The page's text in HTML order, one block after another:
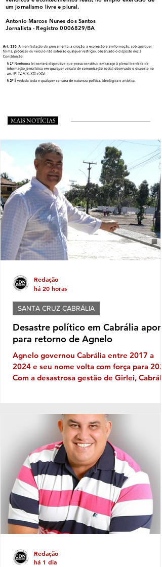
um jornalismo livre e plural.
Antonio Marcos Nunes dos Santos
Jornalista - Registro0006829/BA
MAIS NOTÍCIAS
Desastre político em Cabrália
para retorno de Agnelo
Agnelo governou Cabrália entre 2017 a
2024 e seu nome volta com força para
Com a desastrosa gestão de Girlei,
desgoverno, baixas de aliados, firulas do
gestor e sucessivos erros administrativos
são os ingredientes do que se tornou a
governança no município de
SantaCruzCabrália, fator que leva os
moradores a refletir, sobretudo em quem e
SANTA CRUZ CABRÁLIA
Redação
há 20 horas
Redação
há 1 dia